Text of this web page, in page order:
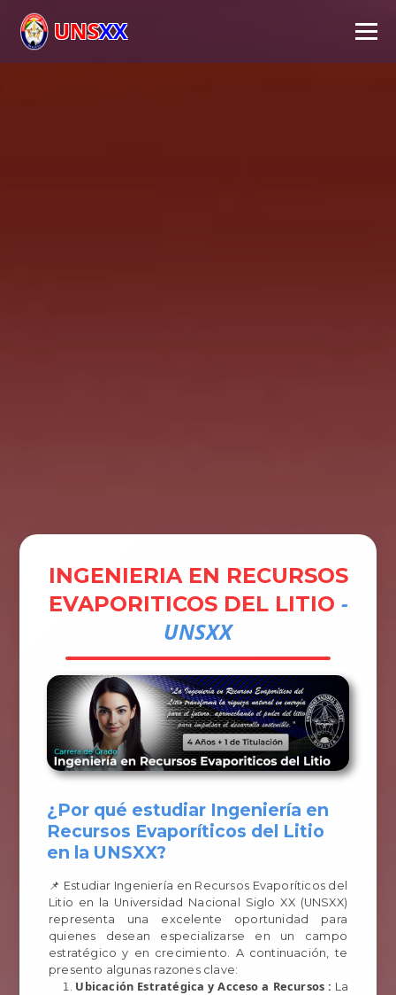
UNSXX
INGENIERIA EN RECURSOS
EVAPORITICOS DEL LITIO -
UNSXX
¿Por qué estudiar Ingeniería en
Recursos Evaporíticos del Litio
en la UNSXX?
📌 Estudiar Ingeniería en Recursos Evaporíticos del
Litio en la Universidad Nacional Siglo XX (UNSXX)
representa una excelente oportunidad para
quienes desean especializarse en un campo
estratégico y en crecimiento. A continuación, te
presento algunas razones clave:
Ubicación Estratégica y Acceso a Recursos : La